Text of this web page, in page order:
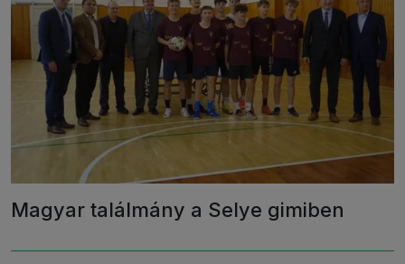
Magyar találmány a Selye gimiben